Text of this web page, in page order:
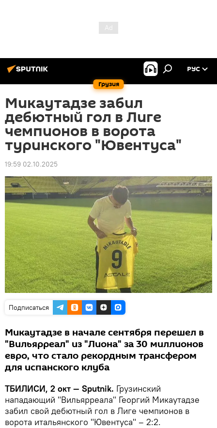
Грузия
РУС
Микаутадзе забил
дебютный гол в Лиге
чемпионов в ворота
туринского "Ювентуса"
19:59 02.10.2025
Подписаться
Микаутадзе в начале сентября перешел в
"Вильярреал" из "Лиона" за 30 миллионов
евро, что стало рекордным трансфером
для испанского клуба
ТБИЛИСИ, 2 окт — Sputnik. Грузинский
нападающий "Вильярреала" Георгий Микаутадзе
забил свой дебютный гол в Лиге чемпионов в
ворота итальянского "Ювентуса" – 2:2.